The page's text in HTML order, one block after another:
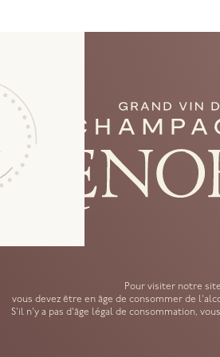
Pour visiter notre
vous devez être en âge de consommer de
S'il n'y a pas d'âge légal de consommation,